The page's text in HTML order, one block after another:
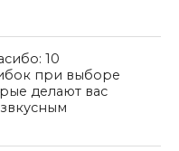
10
при выборе
делают вас